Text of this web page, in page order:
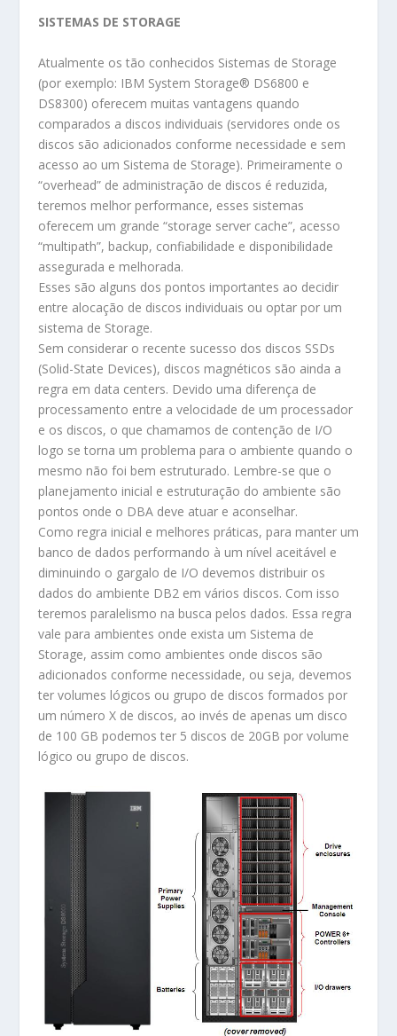
SISTEMAS DE STORAGE
Atualmente os tão conhecidos Sistemas de Storage
(por exemplo: IBM System Storage® DS6800 e
DS8300) oferecem muitas vantagens quando
comparados a discos individuais (servidores onde os
discos são adicionados conforme necessidade e sem
acesso ao um Sistema de Storage). Primeiramente o
“overhead” de administração de discos é reduzida,
teremos melhor performance, esses sistemas
oferecem um grande “storage server cache”, acesso
“multipath”, backup, confiabilidade e disponibilidade
assegurada e melhorada.
Esses são alguns dos pontos importantes ao decidir
entre alocação de discos individuais ou optar por um
sistema de Storage.
Sem considerar o recente sucesso dos discos SSDs
(Solid-State Devices), discos magnéticos são ainda a
regra em data centers. Devido uma diferença de
processamento entre a velocidade de um processador
e os discos, o que chamamos de contenção de I/O
logo se torna um problema para o ambiente quando o
mesmo não foi bem estruturado. Lembre-se que o
planejamento inicial e estruturação do ambiente são
pontos onde o DBA deve atuar e aconselhar.
Como regra inicial e melhores práticas, para manter um
banco de dados performando à um nível aceitável e
diminuindo o gargalo de I/O devemos distribuir os
dados do ambiente DB2 em vários discos. Com isso
teremos paralelismo na busca pelos dados. Essa regra
vale para ambientes onde exista um Sistema de
Storage, assim como ambientes onde discos são
adicionados conforme necessidade, ou seja, devemos
ter volumes lógicos ou grupo de discos formados por
um número X de discos, ao invés de apenas um disco
de 100 GB podemos ter 5 discos de 20GB por volume
lógico ou grupo de discos.